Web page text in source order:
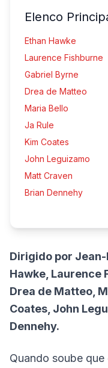
Elenco
Ethan Hawke
Laurence Fishburne
Gabriel Byrne
Drea de Matteo
Maria Bello
Ja Rule
Kim Coates
John Leguizamo
Matt Craven
Brian Dennehy
Dirigido por Jean-
Hawke, Laurence
Drea de Matteo,
Coates, John
Dennehy.
Quando soube